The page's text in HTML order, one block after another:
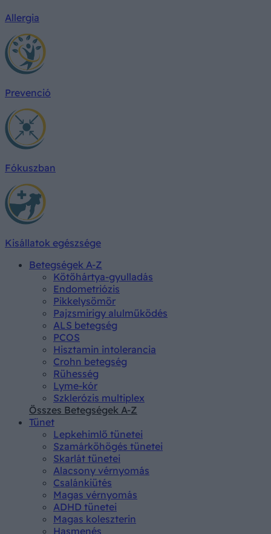
Allergia
Prevenció
Fókuszban
Kisállatok egészsége
Betegségek A-Z
Kötőhártya-gyulladás
Endometriózis
Pikkelysömör
Pajzsmirigy alulműködés
ALS betegség
PCOS
Hisztamin intolerancia
Crohn betegség
Rühesség
Lyme-kór
Szklerózis multiplex
Összes Betegségek A-Z
Tünet
Lepkehimlő tünetei
Szamárköhögés tünetei
Skarlát tünetei
Alacsony vérnyomás
Csalánkiütés
Magas vérnyomás
ADHD tünetei
Magas koleszterin
Hasmenés